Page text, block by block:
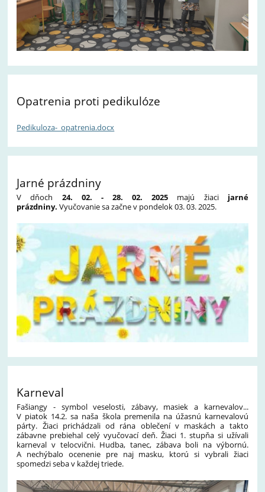
Opatrenia proti pedikulóze
Pedikuloza-_opatrenia.docx
Jarné prázdniny
V dňoch 24. 02. -28. 02. 2025 majú žiaci
jarné
prázdniny. Vyučovanie sa začne v pondelok 03. 03. 2025.
Karneval
Fašiangy - symbol veselosti, zábavy, masiek a karnevalov...
V piatok 14.2. sa naša škola premenila na úžasnú karnevalovú
párty. Žiaci prichádzali od rána oblečení v maskách a takto
zábavne prebiehal celý vyučovací deň. Žiaci 1. stupňa si užívali
karneval v telocvični. Hudba, tanec, zábava boli na výbornú.
A nechýbalo ocenenie pre naj masku, ktorú si vybrali žiaci
spomedzi seba v každej triede.